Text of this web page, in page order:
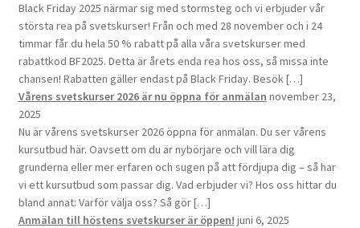
Black Friday 2025 närmar sig med stormsteg och vi erbjuder vår
största rea på svetskurser! Från och med 28 november och i 24
timmar får du hela 50 % rabatt på alla våra svetskurser med
rabattkod BF2025. Detta är årets enda rea hos oss, så missa inte
chansen! Rabatten gäller endast på Black Friday. Besök […]
Vårens svetskurser 2026 är nu öppna för anmälan november 23,
2025
Nu är vårens svetskurser 2026 öppna för anmälan. Du ser vårens
kursutbud här. Oavsett om du är nybörjare och vill lära dig
grunderna eller mer erfaren och sugen på att fördjupa dig – så har
vi ett kursutbud som passar dig. Vad erbjuder vi? Hos oss hittar du
bland annat: Varför välja oss? Så gör […]
Anmälan till höstens svetskurser är öppen! juni 6, 2025